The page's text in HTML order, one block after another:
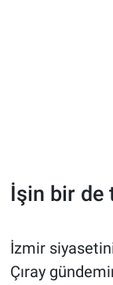
İşin bir de
İzmir
Çıray